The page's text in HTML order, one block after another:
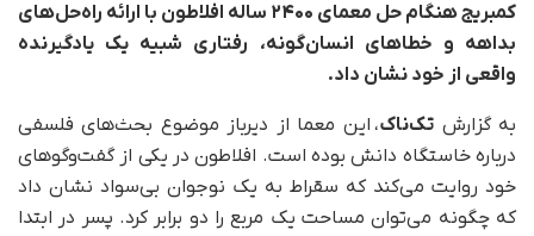
کمبریج هنگام حل معمای ۲۴۰۰ ساله افلاطون با ارائه راه‌حل‌های
بداهه و خطاهای انسان‌گونه، رفتاری شبیه یک یادگیرنده
واقعی از خود نشان داد.
به گزارش تک‌ناک، این معما از دیرباز موضوع بحث‌های فلسفی
درباره خاستگاه دانش بوده است. افلاطون در یکی از گفت‌وگوهای
خود روایت می‌کند که سقراط به یک نوجوان بی‌سواد نشان داد
که چگونه می‌توان مساحت یک مربع را دو برابر کرد. پسر در ابتدا